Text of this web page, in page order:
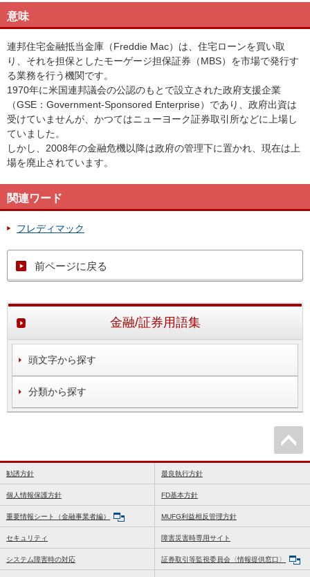
意味
連邦住宅金融抵当金庫（Freddie Mac）は、住宅ローンを買い取
り、それを担保としたモーゲージ担保証券（MBS）を市場で発行す
る業務を行う機関です。
1970年に米国連邦議会の公認のもとで設立された政府支援企業
（GSE：Government-Sponsored Enterprise）であり、政府出資は
受けていませんが、かつてはニューヨーク証券取引所などに上場し
ていました。
しかし、2008年の金融危機以降は政府の管理下に置かれ、現在は上
場を廃止されています。
関連ワード
フレディマック
前ページに戻る
金融/証券用語集
頭文字から探す
分類から探す
勧誘方針 最良執行方針
個人情報保護方針 FD基本方針
重要情報シート（金融事業者編） MUFG利益相反管理方針
セキュリティ 障害災害時専用サイト
システム障害時の対応 証券取引等監視委員会〈情報提供窓口〉